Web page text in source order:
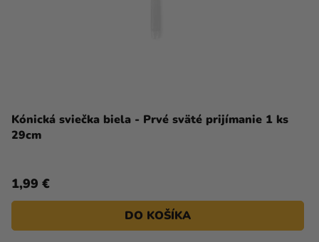
Kónická sviečka biela - Prvé sväté prijímanie 1 ks
29cm
1,99 €
DO KOŠÍKA